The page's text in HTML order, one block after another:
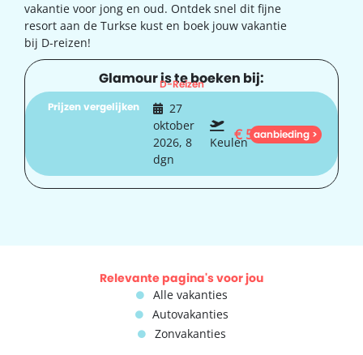
vakantie voor jong en oud. Ontdek snel dit fijne
resort aan de Turkse kust en boek jouw vakantie
bij D-reizen!
Glamour is te boeken bij:
D-Reizen
Prijzen vergelijken
27
oktober
2026, 8
dgn
Keulen
€510
aanbieding >
Relevante pagina's voor jou
Alle vakanties
Autovakanties
Zonvakanties